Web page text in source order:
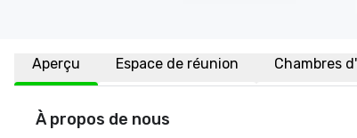
Aperçu Espace de réunion Chambres
À propos de nous